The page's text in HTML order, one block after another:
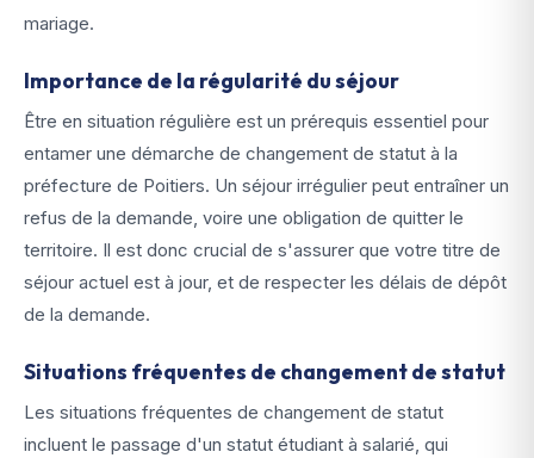
mariage.
Importance de la régularité du séjour
Être en situation régulière est un prérequis essentiel pour
entamer une démarche de changement de statut à la
préfecture de Poitiers. Un séjour irrégulier peut entraîner un
refus de la demande, voire une obligation de quitter le
territoire. Il est donc crucial de s'assurer que votre titre de
séjour actuel est à jour, et de respecter les délais de dépôt
de la demande.
Situations fréquentes de changement de statut
Les situations fréquentes de changement de statut
incluent le passage d'un statut étudiant à salarié, qui